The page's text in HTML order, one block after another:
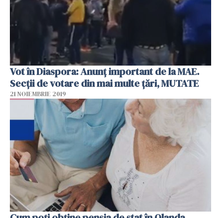
Vot în Diaspora: Anunț important de la MAE.
Secții de votare din mai multe țări, MUTATE
21 NOIEMBRIE 2019